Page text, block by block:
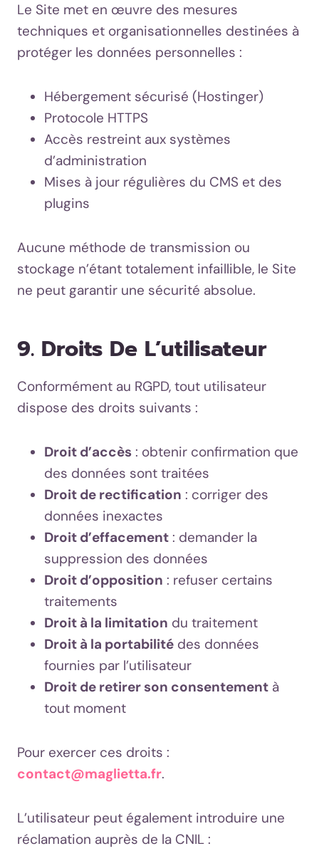
Le Site met en œuvre des mesures
techniques et organisationnelles destinées à
protéger les données personnelles :
Hébergement sécurisé (Hostinger)
Protocole HTTPS
Accès restreint aux systèmes
d’administration
Mises à jour régulières du CMS et des
plugins
Aucune méthode de transmission ou
stockage n’étant totalement infaillible, le Site
ne peut garantir une sécurité absolue.
9. Droits De L’utilisateur
Conformément au RGPD, tout utilisateur
dispose des droits suivants :
Droit d’accès : obtenir confirmation que
des données sont traitées
Droit de rectification : corriger des
données inexactes
Droit d’effacement : demander la
suppression des données
Droit d’opposition : refuser certains
traitements
Droit à la limitation du traitement
Droit à la portabilité des données
fournies par l’utilisateur
Droit de retirer son consentement à
tout moment
Pour exercer ces droits :
contact@maglietta.fr.
L’utilisateur peut également introduire une
réclamation auprès de la CNIL :